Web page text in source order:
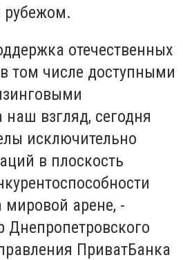
рубежом.
отечественных
том числе доступными
взгляд, сегодня
исключительно
в плоскость
арене, -
Днепропетровского
ПриватБанка